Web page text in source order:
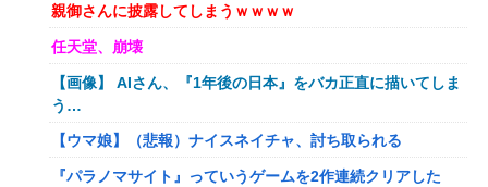
親御さんに披露してしまうｗｗｗｗ
任天堂、崩壊
【画像】 AIさん、『1年後の日本』をバカ正直に描いてしま
う…
【ウマ娘】（悲報）ナイスネイチャ、討ち取られる
『パラノマサイト』っていうゲームを2作連続クリアした